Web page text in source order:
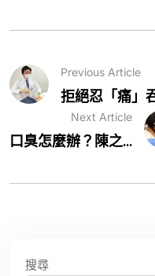
Previous Article
拒絕忍「痛」
Next Article
口臭怎麼辦？陳之...
搜尋